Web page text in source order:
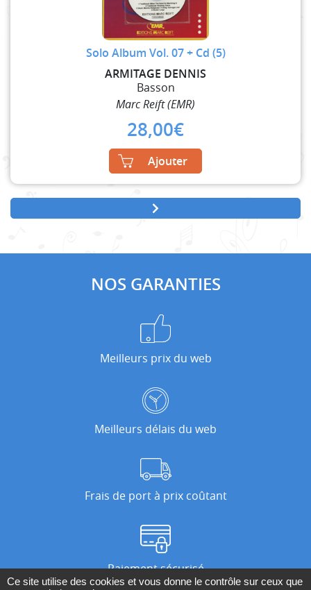
Solo Album Vol. 07 + Cd (5)
ARMITAGE DENNIS
Basson
Marc Reift (EMR)
28,00€
Ajouter
NOS GARANTIES
Meilleurs prix du web
Meilleurs délais du web
Frais de port à prix coûtant
Paiement sécurisé
Ce site utilise des cookies et vous donne le contrôle sur ceux que